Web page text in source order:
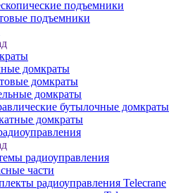
подъемники
подъемники
домкраты
домкраты
домкраты
бутылочные домкраты
домкраты
радиоуправления
части
радиоуправления Telecrane